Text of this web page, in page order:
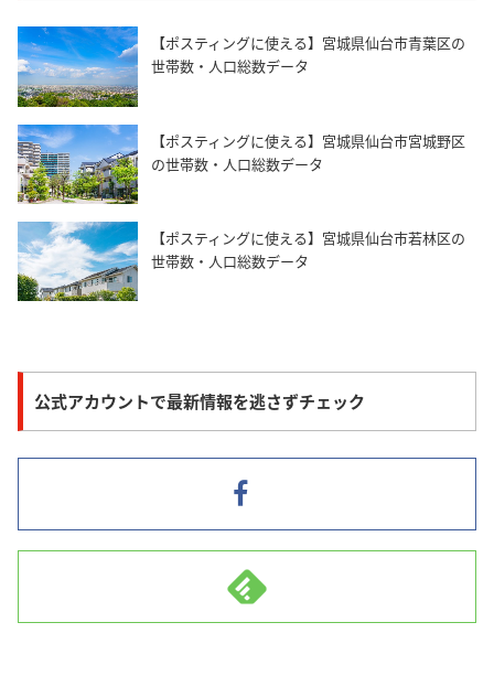
【ポスティングに使える】宮城県仙台市青葉区の
世帯数・人口総数データ
【ポスティングに使える】宮城県仙台市宮城野区
の世帯数・人口総数データ
【ポスティングに使える】宮城県仙台市若林区の
世帯数・人口総数データ
公式アカウントで最新情報を逃さずチェック